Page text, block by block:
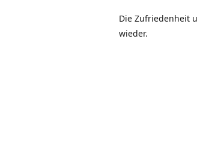
Die Zufriedenheit
wieder.